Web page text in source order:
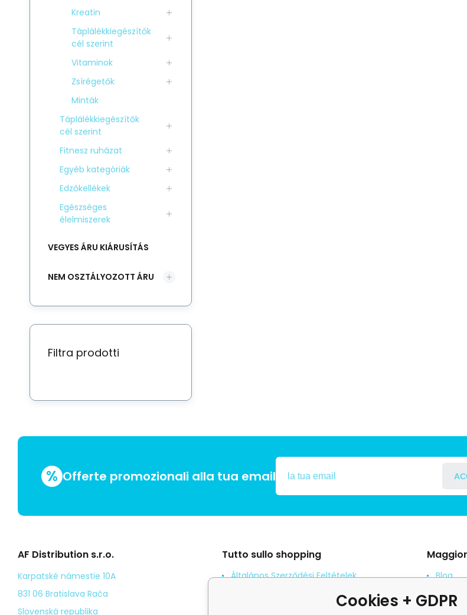
Kreatin
Táplálékkiegészítők
cél szerint
Vitaminok
Zsírégetők
Minták
Táplálékkiegészítők
cél szerint
Fitnesz ruházat
Egyéb kategóriák
Edzőkellékek
Egészséges
élelmiszerek
VEGYES ÁRU KIÁRUSÍTÁS
NEM OSZTÁLYOZOTT ÁRU
Filtra prodotti
% Offerte promozionali alla tua email
AF Distribution s.r.o.
Karpatské námestie 10A
831 06 Bratislava Rača
Slovenská republika
Tutto sullo shopping
Általános Szerződési Feltételek
Személyes adatok védelme
Blog
revisione
Cookies + GDPR